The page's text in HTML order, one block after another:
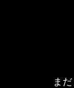
ま